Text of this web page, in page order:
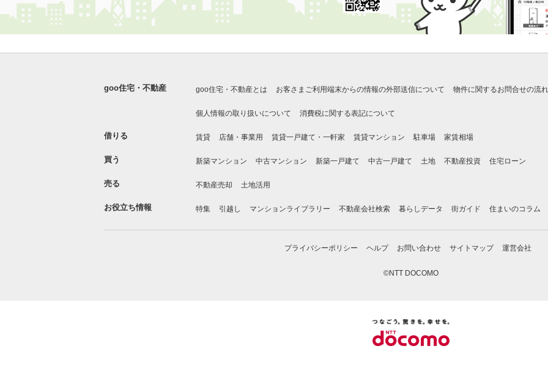
goo住宅・不動産 goo住宅・不動産とは お客さまご利用端末からの情報の外部送信について 物件に関するお問合せの流れ
個人情報の取り扱いについて 消費税に関する表記について
借りる 賃貸 店舗・事業用 賃貸一戸建て・一軒家 賃貸マンション 駐車場 家賃相場
買う 新築マンション 中古マンション 新築一戸建て 中古一戸建て 土地 不動産投資 住宅ローン
売る 不動産売却 土地活用
お役立ち情報 特集 引越し マンションライブラリー 不動産会社検索 暮らしデータ 街ガイド 住まいのコラム
プライバシーポリシー ヘルプ お問い合わせ サイトマップ 運営会社
©NTT DOCOMO